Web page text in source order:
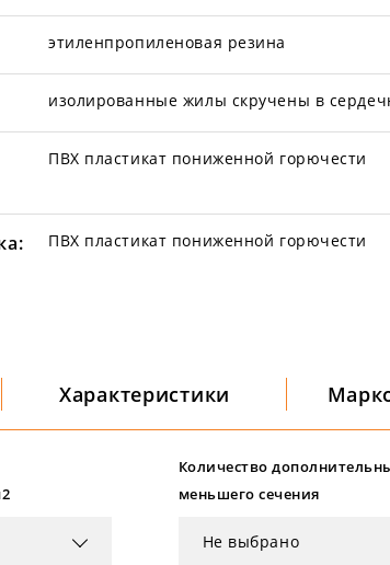
этиленпропиленовая резина
изолированные жилы скручены в
ПВХ пластикат пониженной горючести
ПВХ пластикат пониженной горючести
Характеристики
Количество
меньшего сечения
Не выбрано